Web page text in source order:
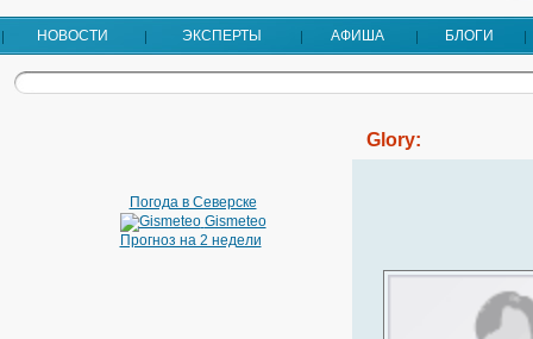
НОВОСТИ ЭКСПЕРТЫ АФИША БЛОГИ
Погода в Северске
Gismeteo
Прогноз на 2 недели
Glory: